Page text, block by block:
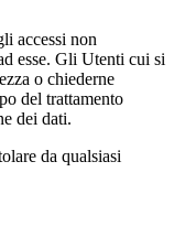
accessi non
esse. Gli Utenti cui si
o chiederne
del trattamento
dei dati.
da qualsiasi